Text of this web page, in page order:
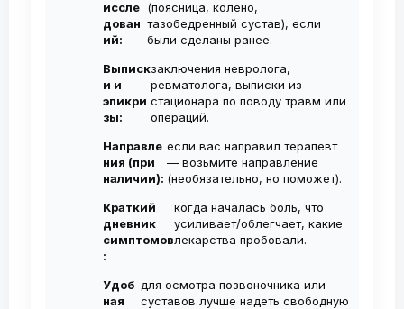
проводятся по необходимости, не чаще
1-2 раза в год.
иссле
дован
ий:
(поясница, колено,
тазобедренный сустав), если
были сделаны ранее.
Выписк
и и
эпикри
зы:
заключения невролога,
ревматолога, выписки из
стационара по поводу травм или
операций.
Направле
ния (при
наличии):
если вас направил терапевт
— возьмите направление
(необязательно, но поможет).
Краткий
дневник
симптомов
:
когда началась боль, что
усиливает/облегчает, какие
лекарства пробовали.
Удоб
ная
для осмотра позвоночника или
суставов лучше надеть свободную